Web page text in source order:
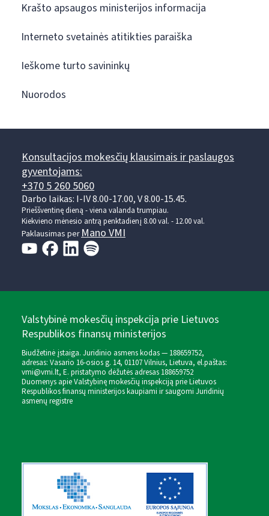
Krašto apsaugos ministerijos informacija
Interneto svetainės atitikties paraiška
Ieškome turto savininkų
Nuorodos
Konsultacijos mokesčių klausimais ir paslaugos
gyventojams:
+370 5 260 5060
Darbo laikas: I-IV 8.00-17.00, V 8.00-15.45.
Prieššventinę dieną - viena valanda trumpiau.
Kiekvieno mėnesio antrą penktadienį 8.00 val. - 12.00 val.
Paklausimas perMano VMI
Valstybinė mokesčių inspekcija prie Lietuvos
Respublikos finansų ministerijos
Biudžetinė įstaiga. Juridinio asmens kodas — 188659752,
adresas: Vasario 16-osios g. 14, 01107 Vilnius, Lietuva, el.paštas:
vmi@vmi.lt, E. pristatymo dėžutės adresas 188659752
Duomenys apie Valstybinę mokesčių inspekciją prie Lietuvos
Respublikos finansų ministerijos kaupiami ir saugomi Juridinių
asmenų registre